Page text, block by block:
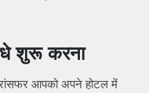
शुरू करना
आपको अपने होटल में